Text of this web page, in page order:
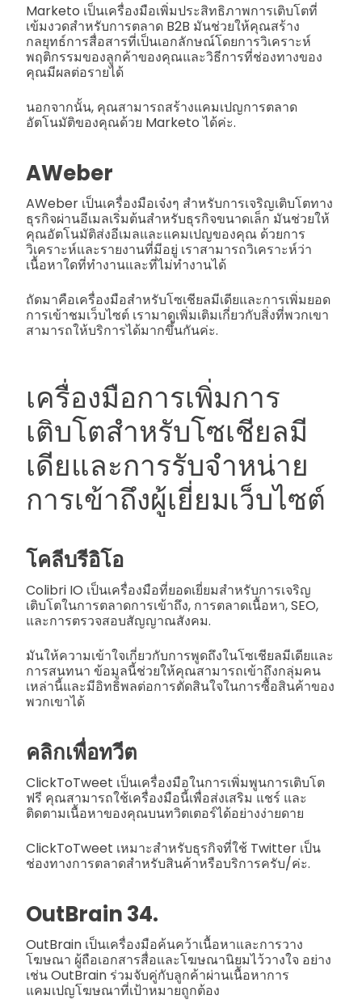
Marketo เป็นเครื่องมือเพิ่มประสิทธิภาพการเติบโตที่
เข้มงวดสำหรับการตลาด B2B มันช่วยให้คุณสร้าง
กลยุทธ์การสื่อสารที่เป็นเอกลักษณ์โดยการวิเคราะห์
พฤติกรรมของลูกค้าของคุณและวิธีการที่ช่องทางของ
คุณมีผลต่อรายได้
นอกจากนั้น, คุณสามารถสร้างแคมเปญการตลาด
อัตโนมัติของคุณด้วย Marketo ได้ค่ะ.
AWeber
AWeber เป็นเครื่องมือเจ๋งๆ สำหรับการเจริญเติบโตทาง
ธุรกิจผ่านอีเมลเริ่มต้นสำหรับธุรกิจขนาดเล็ก มันช่วยให้
คุณอัตโนมัติส่งอีเมลและแคมเปญของคุณ ด้วยการ
วิเคราะห์และรายงานที่มีอยู่ เราสามารถวิเคราะห์ว่า
เนื้อหาใดที่ทำงานและที่ไม่ทำงานได้
ถัดมาคือเครื่องมือสำหรับโซเชียลมีเดียและการเพิ่มยอด
การเข้าชมเว็บไซต์ เรามาดูเพิ่มเติมเกี่ยวกับสิ่งที่พวกเขา
สามารถให้บริการได้มากขึ้นกันค่ะ.
เครื่องมือการเพิ่มการ
เติบโตสำหรับโซเชียลมี
เดียและการรับจำหน่าย
การเข้าถึงผู้เยี่ยมเว็บไซต์
โคลีบรีอิโอ
Colibri IO เป็นเครื่องมือที่ยอดเยี่ยมสำหรับการเจริญ
เติบโตในการตลาดการเข้าถึง, การตลาดเนื้อหา, SEO,
และการตรวจสอบสัญญาณสังคม.
มันให้ความเข้าใจเกี่ยวกับการพูดถึงในโซเชียลมีเดียและ
การสนทนา ข้อมูลนี้ช่วยให้คุณสามารถเข้าถึงกลุ่มคน
เหล่านี้และมีอิทธิพลต่อการตัดสินใจในการซื้อสินค้าของ
พวกเขาได้
คลิกเพื่อทวีต
ClickToTweet เป็นเครื่องมือในการเพิ่มพูนการเติบโต
ฟรี คุณสามารถใช้เครื่องมือนี้เพื่อส่งเสริม แชร์ และ
ติดตามเนื้อหาของคุณบนทวิตเตอร์ได้อย่างง่ายดาย
ClickToTweet เหมาะสำหรับธุรกิจที่ใช้ Twitter เป็น
ช่องทางการตลาดสำหรับสินค้าหรือบริการครับ/ค่ะ.
OutBrain 34.
OutBrain เป็นเครื่องมือค้นคว้าเนื้อหาและการวาง
โฆษณา ผู้ถือเอกสารสื่อและโฆษณานิยมไว้วางใจ อย่าง
เช่น OutBrain ร่วมจับคู่กับลูกค้าผ่านเนื้อหาการ
แคมเปญโฆษณาที่เป้าหมายถูกต้อง